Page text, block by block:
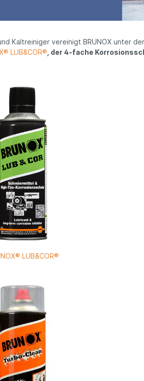
BRUNOX® Turbo-Clean
BRUNOX® Waffenpflege
Kaltreiniger vereinigt BRUNOX unter
LUB&COR® , der 4-fache
LUB&COR®